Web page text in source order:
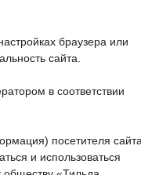
Пт 9:00 —
обед 12:00
13:00
учреждении:
браузера или
сайта.
в соответствии
посетителя
и использоваться